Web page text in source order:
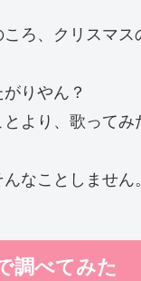
ろ、クリスマ
りやん？
より、歌って
なことしません。
調べてみた